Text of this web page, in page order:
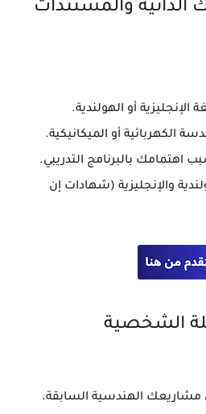
الذاتية والمستندات
الإنجليزية أو الهولندية.
الكهربائية أو الميكانيكية.
اهتمامك بالبرنامج التدريبي.
والإنجليزية (شهادات إن
مشاريعك الهندسية السابقة.